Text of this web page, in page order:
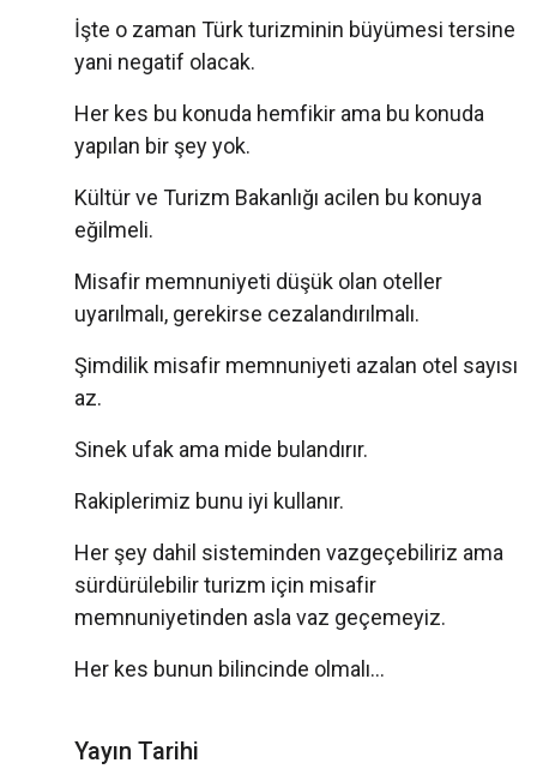
İşte o zaman Türk turizminin büyümesi tersine
yani negatif olacak.
Her kes bu konuda hemfikir ama bu konuda
yapılan bir şey yok.
Kültür ve Turizm Bakanlığı acilen bu konuya
eğilmeli.
Misafir memnuniyeti düşük olan oteller
uyarılmalı, gerekirse cezalandırılmalı.
Şimdilik misafir memnuniyeti azalan otel sayısı
az.
Sinek ufak ama mide bulandırır.
Rakiplerimiz bunu iyi kullanır.
Her şey dahil sisteminden vazgeçebiliriz ama
sürdürülebilir turizm için misafir
memnuniyetinden asla vaz geçemeyiz.
Her kes bunun bilincinde olmalı...
Yayın Tarihi